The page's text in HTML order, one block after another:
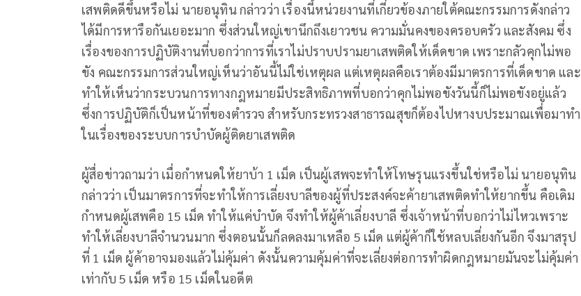
เสพติดดีขึ้นหรือไม่ นายอนุทิน กล่าวว่า เรื่องนี้หน่วยงานที่เกี่ยวข้องภายใต้คณะกรรมการดังกล่าว
ได้มีการหารือกันเยอะมาก ซึ่งส่วนใหญ่เขานึกถึงเยาวชน ความมั่นคงของครอบครัว และสังคม ซึ่ง
เรื่องของการปฏิบัติงานที่บอกว่าการที่เราไม่ปราบปรามยาเสพติดให้เด็ดขาด เพราะกลัวคุกไม่พอ
ขัง คณะกรรมการส่วนใหญ่เห็นว่าอันนี้ไม่ใช่เหตุผล แต่เหตุผลคือเราต้องมีมาตรการที่เด็ดขาด และ
ทำให้เห็นว่ากระบวนการทางกฎหมายมีประสิทธิภาพที่บอกว่าคุกไม่พอขังวันนี้ก็ไม่พอขังอยู่แล้ว
ซึ่งการปฏิบัติก็เป็นหน้าที่ของตำรวจ สำหรับกระทรวงสาธารณสุขก็ต้องไปหางบประมาณเพื่อมาทำ
ในเรื่องของระบบการบำบัดผู้ติดยาเสพติด
ผู้สื่อข่าวถามว่า เมื่อกำหนดให้ยาบ้า 1 เม็ด เป็นผู้เสพจะทำให้โทษรุนแรงขึ้นใช่หรือไม่ นายอนุทิน
กล่าวว่า เป็นมาตรการที่จะทำให้การเลี่ยงบาลีของผู้ที่ประสงค์จะค้ายาเสพติดทำให้ยากขึ้น คือเดิม
กำหนดผู้เสพคือ 15 เม็ด ทำให้แค่บำบัด จึงทำให้ผู้ค้าเลี่ยงบาลี ซึ่งเจ้าหน้าที่บอกว่าไม่ไหวเพราะ
ทำให้เลี่ยงบาลีจำนวนมาก ซึ่งตอนนั้นก็ลดลงมาเหลือ 5 เม็ด แต่ผู้ค้าก็ใช้หลบเลี่ยงกันอีก จึงมาสรุป
ที่ 1 เม็ด ผู้ค้าอาจมองแล้วไม่คุ้มค่า ดังนั้นความคุ้มค่าที่จะเลี่ยงต่อการทำผิดกฎหมายมันจะไม่คุ้มค่า
เท่ากับ 5 เม็ด หรือ 15 เม็ดในอดีต